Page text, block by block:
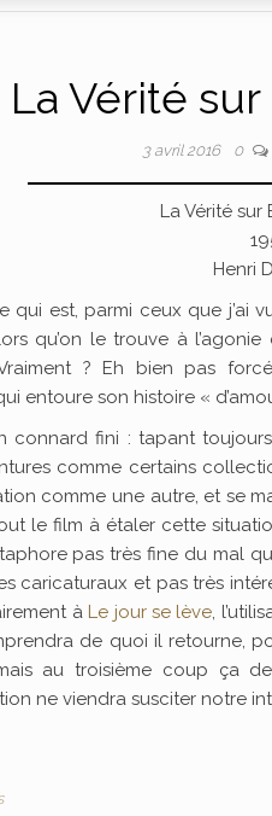
La Vérité
3 avril 2016 0
La Vérité
Henri
qui est, parmi ceux que j’ai
qu’on le trouve à
Vraiment ? Eh bien pas
entoure son histoire «
connard fini : tapant
comme certains
comme une autre, et se
le film à étaler cette
pas très fine du mal
caricaturaux et pas très
à Le jour se lève,
de quoi il retourne,
au troisième coup ça
ne viendra susciter notre